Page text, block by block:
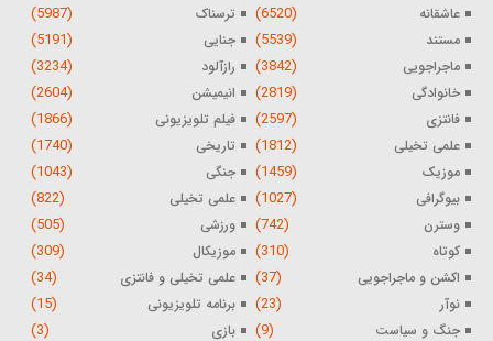
عاشقانه (6520) ترسناک (5987)
مستند (5539) جنایی (5191)
ماجراجویی (3842) رازآلود (3234)
خانوادگی (2819) انیمیشن (2604)
فانتزی (2597) فیلم تلویزیونی (1866)
علمی تخیلی (1812) تاریخی (1740)
موزیک (1459) جنگی (1043)
بیوگرافی (1027) علمی تخیلی (822)
وسترن (742) ورزشی (505)
کوتاه (310) موزیکال (309)
اکشن و ماجراجویی (37) علمی تخیلی و فانتزی (34)
نوآر (23) برنامه تلویزیونی (15)
جنگ و سیاست (9) بازی (3)